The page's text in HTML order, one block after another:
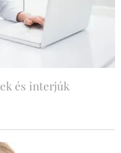
és interjúk